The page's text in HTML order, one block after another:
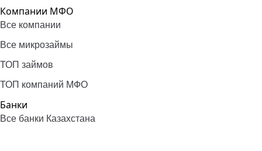
Компании МФО
Все компании
Все микрозаймы
ТОП займов
ТОП компаний МФО
Банки
Все банки Казахстана